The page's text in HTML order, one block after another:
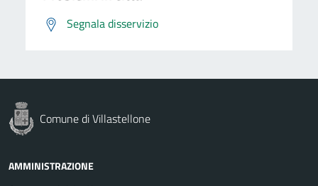
Segnala disservizio
Comune di Villastellone
AMMINISTRAZIONE